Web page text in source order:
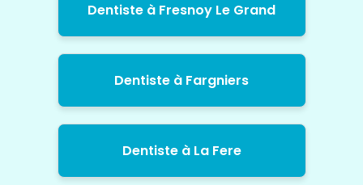
Dentiste à Fresnoy Le Grand
Dentiste à Fargniers
Dentiste à La Fere